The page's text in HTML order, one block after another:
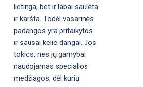
lietinga, bet ir labai saulėta
ir karšta. Todėl vasarinės
padangos yra pritaikytos
ir sausai kelio dangai. Jos
tokios, nes jų gamybai
naudojamas specialios
medžiagos, dėl kurių